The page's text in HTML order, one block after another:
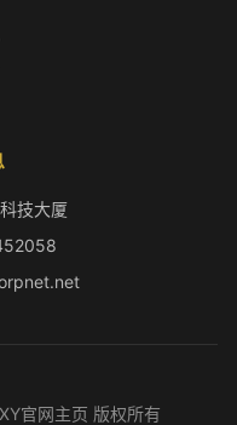
技大厦
官网主页 版权所有